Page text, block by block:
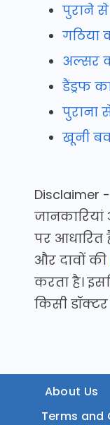
पुराने
गठिया
अल्सर
डैंड्रफ
पुराना
खूनी
Disclaimer
पर आधारित
और दावों की
करता है।
किसी
About Us
Terms and